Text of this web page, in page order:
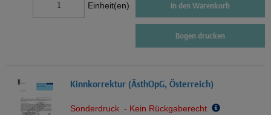
Einheit(en) In den Warenkorb
Bogen drucken
Kinnkorrektur (ÄsthOpG, Österreich)
Sonderdruck - Kein Rückgaberecht